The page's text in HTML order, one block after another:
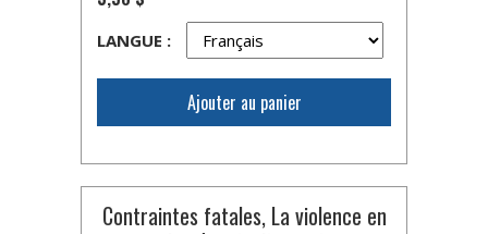
LANGUE :
Ajouter au panier
Contraintes fatales, La violence en